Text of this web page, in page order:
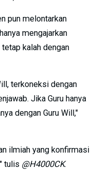
pun melontarkan
mengajarkan
kalah dengan
terkoneksi dengan
Jika Guru hanya
dengan Guru Will,"
ilmiah yang konfirmasi
tulis @H4000CK.